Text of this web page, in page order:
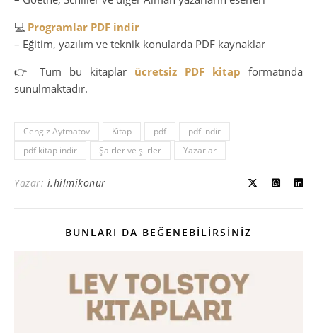
💻 Programlar PDF indir
– Eğitim, yazılım ve teknik konularda PDF kaynaklar
👉 Tüm bu kitaplar ücretsiz PDF kitap formatında
sunulmaktadır.
Cengiz Aytmatov Kitap pdf
pdf indir
pdf kitap indir
Şairler ve şiirler Yazarlar
Yazar: i.hilmikonur
BUNLARI DA BEĞENEBILIRSINIZ